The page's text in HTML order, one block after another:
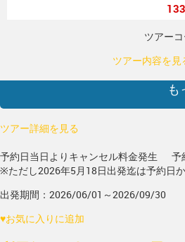
ツアー
ツアー内容を見
も
ツアー詳細を見る
予約日当日よりキャンセル料金発生
予
※ただし2026年5月18日出発迄は予約日
出発期間：2026/06/01～2026/09/30
♥お気に入りに追加